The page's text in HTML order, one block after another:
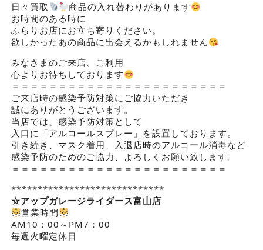
日々買取
商品の入れ替わりがあります
お時間のある時に
ふらりお店にお立ち寄りください。
欲しかったあの商品に出会えるかもしれません
みなさまのご来店、ご利用
心よりお待ちしております
＝＝＝＝＝＝＝＝＝＝＝＝＝＝＝＝＝＝＝＝＝＝＝
ご来店時の感染予防対策にご協力いただき
誠にありがとうございます。
当店では、感染予防対策として
入口に「アルコールスプレー」を設置しております。
引き続き、マスク着用、入退店時のアルコール消毒など
感染予防のためのご協力、よろしくお願い致します。
＝＝＝＝＝＝＝＝＝＝＝＝＝＝＝＝＝＝＝＝＝＝＝
*****************************
☆アップガレージライダース富山店
営業時間
AM10：00～PM7：00
毎週火曜定休日